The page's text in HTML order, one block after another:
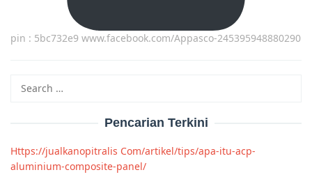
pin : 5bc732e9 www.facebook.com/Appasco-245395948880290
for:
Pencarian Terkini
Https://jualkanopitralis Com/artikel/tips/apa-itu-acp-
aluminium-composite-panel/